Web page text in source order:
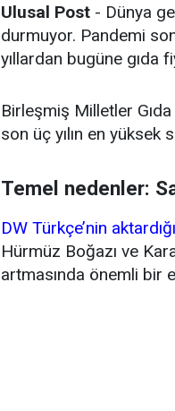
Ulusal Post - Dünya
durmuyor. Pandemi
yıllardan bugüne gıda
Birleşmiş Milletler
son üç yılın en yüksek
Temel nedenler:
DW Türkçe’nin
Hürmüz Boğazı ve
artmasında önemli bir